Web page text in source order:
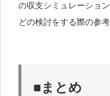
の収支シミュレーショ
どの検討をする際の参
■まとめ